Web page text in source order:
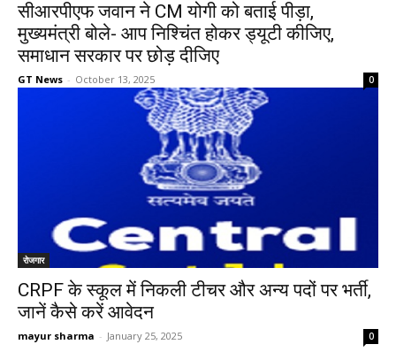
सीआरपीएफ जवान ने CM योगी को बताई पीड़ा,
मुख्यमंत्री बोले- आप निश्चिंत होकर ड्यूटी कीजिए,
समाधान सरकार पर छोड़ दीजिए
GT News - October 13, 2025 0
रोजगार
CRPF के स्कूल में निकली टीचर और अन्य पदों पर भर्ती,
जानें कैसे करें आवेदन
mayur sharma - January 25, 2025 0